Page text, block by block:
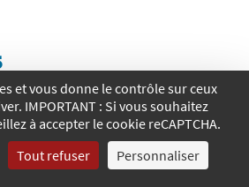
et vous donne le contrôle sur ceux
IMPORTANT : Si vous souhaitez
à accepter le cookie reCAPTCHA.
Tout refuser Personnaliser
ou fiasco ?